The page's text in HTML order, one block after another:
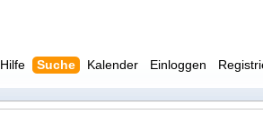
Hilfe Suche Kalender Einloggen